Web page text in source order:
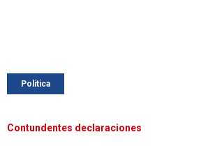
Política
Contundentes declaraciones